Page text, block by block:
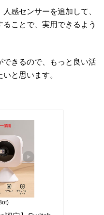
感センサーを追加して、
ことで、実用できるよう
できるので、もっと良い活
と思います。